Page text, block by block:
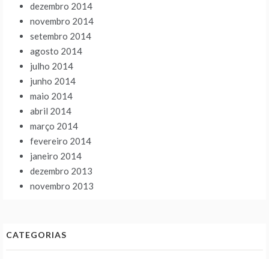
dezembro 2014
novembro 2014
setembro 2014
agosto 2014
julho 2014
junho 2014
maio 2014
abril 2014
março 2014
fevereiro 2014
janeiro 2014
dezembro 2013
novembro 2013
CATEGORIAS